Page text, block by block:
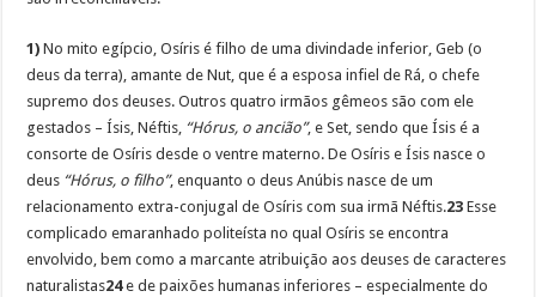
1) No mito egípcio, Osíris é filho de uma divindade inferior, Geb (o
deus da terra), amante de Nut, que é a esposa infiel de Rá, o chefe
supremo dos deuses. Outros quatro irmãos gêmeos são com ele
gestados – Ísis, Néftis, “Hórus, o ancião”, e Set, sendo que Ísis é a
consorte de Osíris desde o ventre materno. De Osíris e Ísis nasce o
deus “Hórus, o filho”, enquanto o deus Anúbis nasce de um
relacionamento extra-conjugal de Osíris com sua irmã Néftis.23 Esse
complicado emaranhado politeísta no qual Osíris se encontra
envolvido, bem como a marcante atribuição aos deuses de caracteres
naturalistas24e de paixões humanas inferiores – especialmente do